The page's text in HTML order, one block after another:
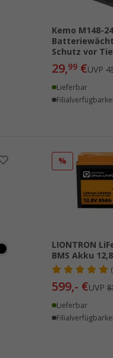
Kemo M148-
Schutz vor
29,99 €UVP
Lieferbar
%
LIONTRON
BMS Akku
599,- €UVP
Lieferbar